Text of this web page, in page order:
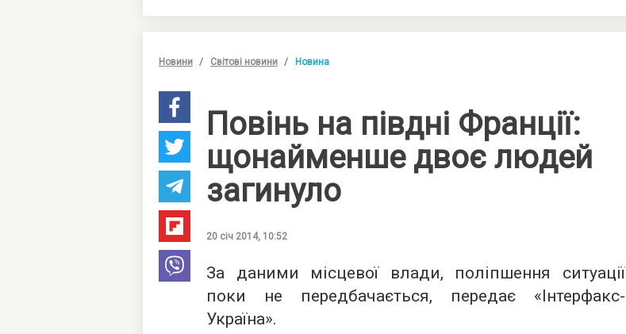
Новини Світові новини Новина
Повінь на півдні Франції:
щонайменше двоє людей
загинуло
20 січ 2014, 10:52
За даними місцевої влади, поліпшення ситуації
поки не передбачається, передає «Інтерфакс-
Україна».